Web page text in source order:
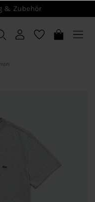
& Zubehör